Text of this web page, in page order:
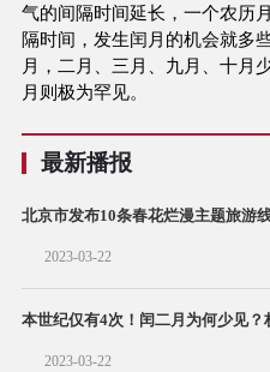
气的间隔时间延长，一个农历
隔时间，发生闰月的机会就多
月，二月、三月、九月、十月
月则极为罕见。
最新播报
北京市发布10条春花烂漫主题旅游
2023-03-22
本世纪仅有4次！闰二月为何少见？
2023-03-22